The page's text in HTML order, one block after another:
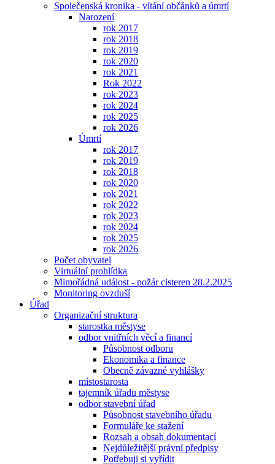
Společenská kronika - vítání občánků a úmrtí
Narození
rok 2017
rok 2018
rok 2019
rok 2020
rok 2021
Rok 2022
rok 2023
rok 2024
rok 2025
rok 2026
Úmrtí
rok 2017
rok 2019
rok 2018
rok 2020
rok 2021
rok 2022
rok 2023
rok 2024
rok 2025
rok 2026
Počet obyvatel
Virtuální prohlídka
Mimořádná událost - požár cisteren 28.2.2025
Monitoring ovzduší
Úřad
Organizační struktura
starostka městyse
odbor vnitřních věcí a financí
Působnost odboru
Ekonomika a finance
Obecně závazné vyhlášky
místostarosta
tajemník úřadu městyse
odbor stavební úřad
Působnost stavebního úřadu
Formuláře ke stažení
Rozsah a obsah dokumentací
Nejdůležitější právní předpisy
Potřebuji si vyřídit